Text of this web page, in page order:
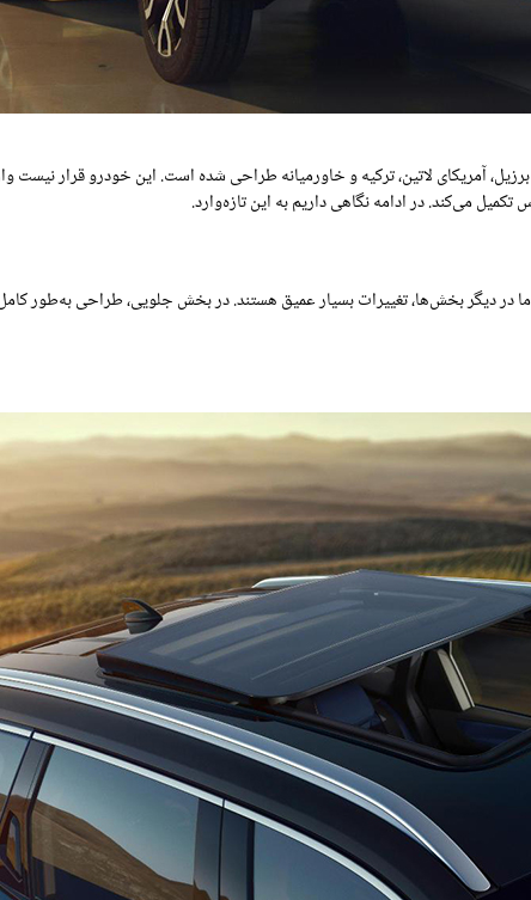
آمریکای لاتین، ترکیه و خاورمیانه طراحی شده است. این خودرو قرار نیست
در دیگر بخش‌ها، تغییرات بسیار عمیق هستند. در بخش جلویی، طراحی به‌طور